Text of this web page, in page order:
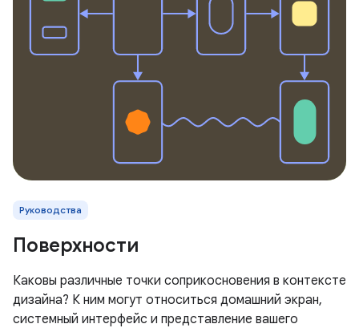
Руководства
Поверхности
Каковы различные точки соприкосновения в контексте
дизайна? К ним могут относиться домашний экран,
системный интерфейс и представление вашего